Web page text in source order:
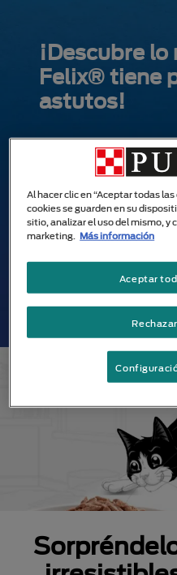
¡Descubre
Felix® tiene
astutos!
Al hacer clic en “Aceptar todas
cookies se guarden en su
sitio, analizar el uso del mismo, y
marketing. Más información
Aceptar